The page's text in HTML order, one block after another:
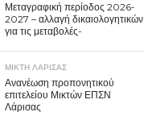
Μεταγραφική περίοδος 2026-
2027 – αλλαγή δικαιολογητικών
για τις μεταβολές-
ΜΙΚΤΗ ΛΑΡΙΣΑΣ
Ανανέωση προπονητικού
επιτελείου Μικτών ΕΠΣΝ
Λάρισας